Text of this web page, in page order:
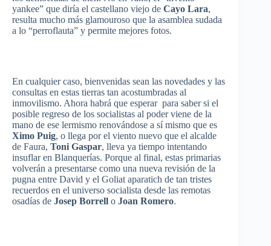
yankee” que diría el castellano viejo de Cayo Lara,
resulta mucho más glamouroso que la asamblea sudada
a lo “perroflauta” y permite mejores fotos.
En cualquier caso, bienvenidas sean las novedades y las
consultas en estas tierras tan acostumbradas al
inmovilismo. Ahora habrá que esperar para sabersi el
posible regreso de los socialistas al poder viene de la
mano de ese lermismo renovándose a sí mismo que es
Ximo Puig, o llega porel viento nuevo que el alcalde
de Faura, Toni Gaspar, lleva ya tiempo intentando
insuflaren Blanquerías. Porque al final, estas primarias
volverán a presentarse como una nueva revisión de la
pugna entre David y el Goliat aparatich de tan tristes
recuerdos en el universo socialista desde las remotas
osadías de Josep Borrell o Joan Romero.